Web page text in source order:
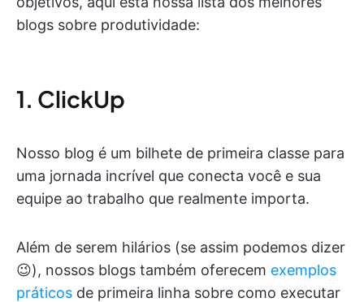
blogs sobre produtividade:
1. ClickUp
Nosso blog é um bilhete de primeira classe para
uma jornada incrível que conecta você e sua
equipe ao trabalho que realmente importa.
Além de serem hilários (se assim podemos dizer
😉), nossos blogs também oferecem exemplos
práticos de primeira linha sobre como executar